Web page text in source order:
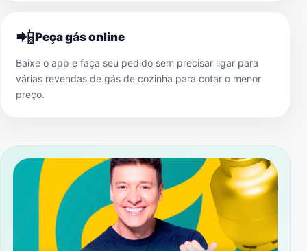
📲Peça gás online
Baixe o app e faça seu pedido sem precisar ligar para
várias revendas de gás de cozinha para cotar o menor
preço.